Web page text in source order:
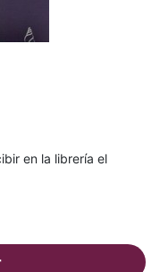
en la librería el